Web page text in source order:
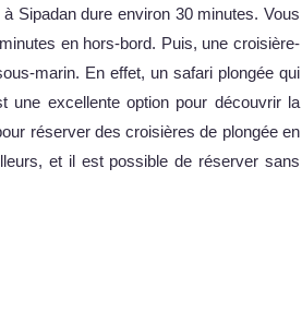
Sipadan dure environ 30 minutes. Vous
en hors-bord. Puis, une croisière-
marin. En effet, un safari plongée qui
une excellente option pour découvrir la
réserver des croisières de plongée en
et il est possible de réserver sans